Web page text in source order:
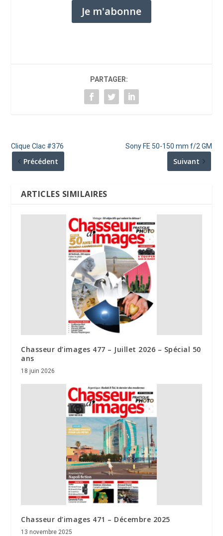
Je m'abonne
PARTAGER:
Clique Clac #376
Précédent
Sony FE 50-150 mm f/2 GM
Suivant
ARTICLES SIMILAIRES
Chasseur d’images 477 – Juillet 2026 – Spécial 50
ans
18 juin 2026
Chasseur d’images 471 – Décembre 2025
13 novembre 2025